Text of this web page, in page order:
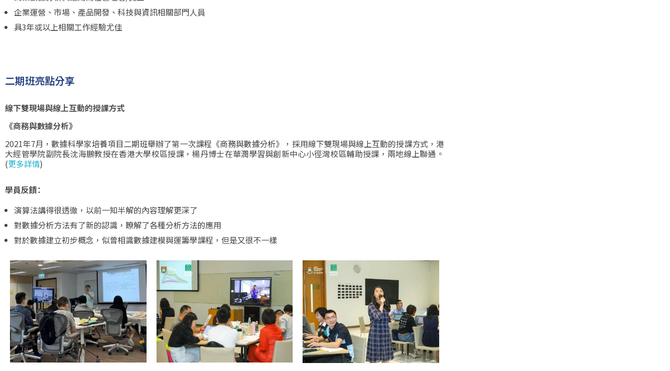
企業運營、市場、產品開發、科技與資訊相關部門人員
具3年或以上相關工作經驗尤佳
二期班亮點分享
線下雙現場與線上互動的授課方式
《商務與數據分析》
2021年7月，數據科學家培養項目二期班舉辦了第一次課程《商務與數據分析》，採用線下雙現場與線上互動的授課方式，港
大經管學院副院長沈海鵬教授在香港大學校區授課，楊丹博士在華潤學習與創新中心小徑灣校區輔助授課，兩地線上聯通。
(更多詳情)
學員反饋：
演算法講得很透徹，以前一知半解的內容理解更深了
對數據分析方法有了新的認識，瞭解了各種分析方法的應用
對於數據建立初步概念，似曾相識數據建模與運籌學課程，但是又很不一樣